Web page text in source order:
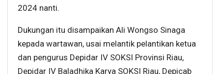
2024 nanti.
Dukungan itu disampaikan Ali Wongso Sinaga
kepada wartawan, usai melantik pelantikan ketua
dan pengurus Depidar IV SOKSI Provinsi Riau,
Depidar IV Baladhika Karya SOKSI Riau, Depicab